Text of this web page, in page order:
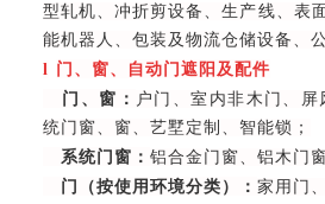
型轧机、冲折剪设备、生产线、表
能机器人、包装及物流仓储设备、
l 门、窗、自动门遮阳及配件
门、窗： 户门、室内非木门、
统门窗、窗、艺墅定制、智能锁；
系统门窗： 铝合金门窗、铝木门
门（按使用环境分类）： 家用门